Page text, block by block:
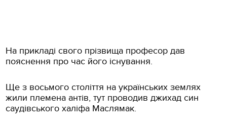
На прикладі свого прізвища професор дав
пояснення про час його існування.
Ще з восьмого століття на українських землях
жили племена антів, тут проводив джихад син
саудівського халіфа Маслямак.